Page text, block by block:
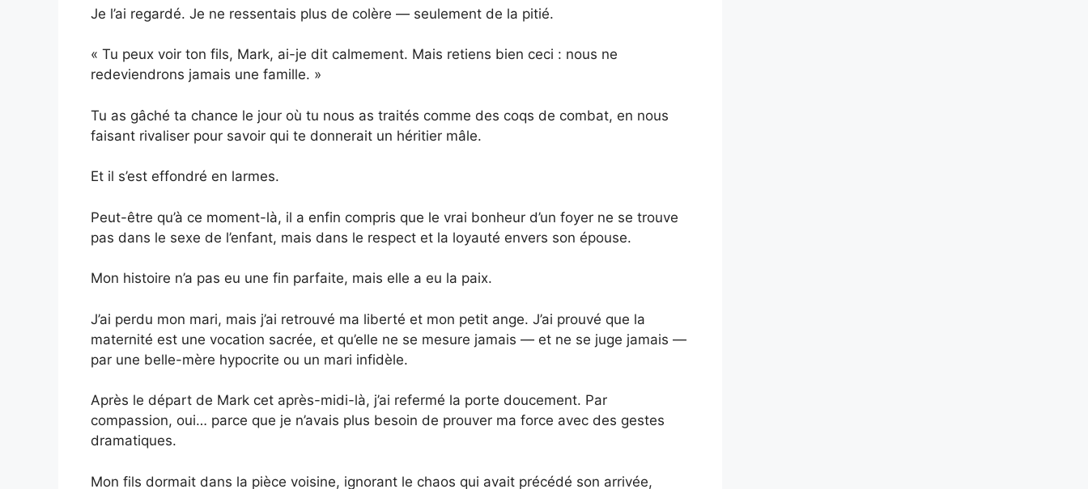
Je l’ai regardé. Je ne ressentais plus de colère — seulement de la pitié.
« Tu peux voir ton fils, Mark, ai-je dit calmement. Mais retiens bien ceci : nous ne
redeviendrons jamais une famille. »
Tu as gâché ta chance le jour où tu nous as traités comme des coqs de combat, en nous
faisant rivaliser pour savoir qui te donnerait un héritier mâle.
Et il s’est effondré en larmes.
Peut-être qu’à ce moment-là, il a enfin compris que le vrai bonheur d’un foyer ne se trouve
pas dans le sexe de l’enfant, mais dans le respect et la loyauté envers son épouse.
Mon histoire n’a pas eu une fin parfaite, mais elle a eu la paix.
J’ai perdu mon mari, mais j’ai retrouvé ma liberté et mon petit ange. J’ai prouvé que la
maternité est une vocation sacrée, et qu’elle ne se mesure jamais — et ne se juge jamais —
par une belle-mère hypocrite ou un mari infidèle.
Après le départ de Mark cet après-midi-là, j’ai refermé la porte doucement. Par
compassion, oui… parce que je n’avais plus besoin de prouver ma force avec des gestes
dramatiques.
Mon fils dormait dans la pièce voisine, ignorant le chaos qui avait précédé son arrivée,